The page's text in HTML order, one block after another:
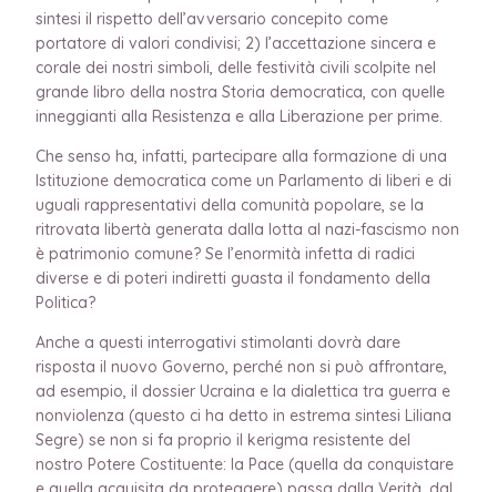
sintesi il rispetto dell’avversario concepito come
portatore di valori condivisi; 2) l’accettazione sincera e
corale dei nostri simboli, delle festività civili scolpite nel
grande libro della nostra Storia democratica, con quelle
inneggianti alla Resistenza e alla Liberazione per prime.
Che senso ha, infatti, partecipare alla formazione di una
Istituzione democratica come un Parlamento di liberi e di
uguali rappresentativi della comunità popolare, se la
ritrovata libertà generata dalla lotta al nazi-fascismo non
è patrimonio comune? Se l’enormità infetta di radici
diverse e di poteri indiretti guasta il fondamento della
Politica?
Anche a questi interrogativi stimolanti dovrà dare
risposta il nuovo Governo, perché non si può affrontare,
ad esempio, il dossier Ucraina e la dialettica tra guerra e
nonviolenza (questo ci ha detto in estrema sintesi Liliana
Segre) se non si fa proprio il kerigma resistente del
nostro Potere Costituente: la Pace (quella da conquistare